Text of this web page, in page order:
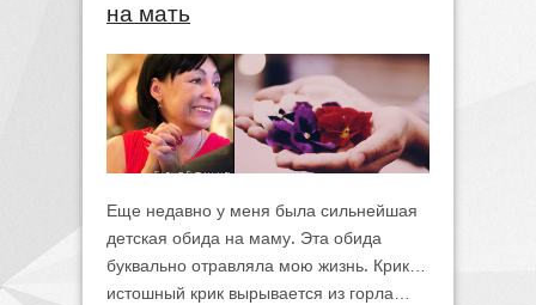
на мать
Еще недавно у меня была сильнейшая
детская обида на маму. Эта обида
буквально отравляла мою жизнь. Крик…
истошный крик вырывается из горла…